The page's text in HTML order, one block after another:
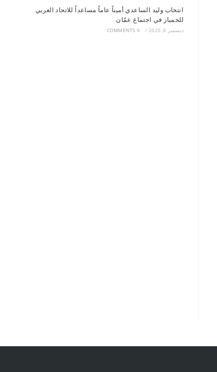
انتخاب وليد الساعدي أميناً عاماً مساعداً للاتحاد العربي
للجمباز في اجتماع عمّان
ديسمبر 8, 2025 /
0 COMMENTS